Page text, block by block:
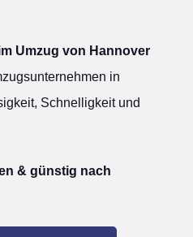
Umzug von Hannover
in
Schnelligkeit und
& günstig nach